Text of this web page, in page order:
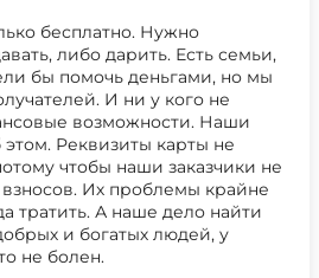
бесплатно. Нужно
либо дарить. Есть семьи,
бы помочь деньгами, но мы
И ни у кого не
возможности. Наши
Реквизиты карты не
чтобы наши заказчики не
Их проблемы крайне
тратить. А наше дело найти
и богатых людей, у
не болен.